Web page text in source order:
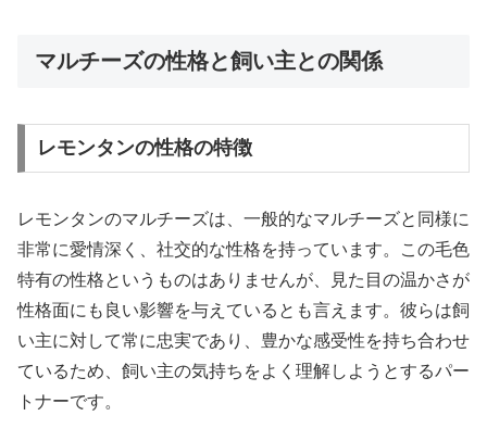
マルチーズの性格と飼い主との関係
レモンタンの性格の特徴
レモンタンのマルチーズは、一般的なマルチーズと同様に
非常に愛情深く、社交的な性格を持っています。この毛色
特有の性格というものはありませんが、見た目の温かさが
性格面にも良い影響を与えているとも言えます。彼らは飼
い主に対して常に忠実であり、豊かな感受性を持ち合わせ
ているため、飼い主の気持ちをよく理解しようとするパー
トナーです。